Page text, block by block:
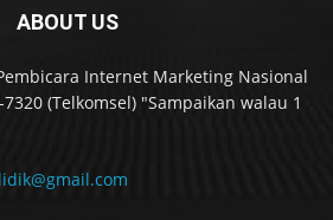
ABOUT US
Internet Marketing Nasional
(Telkomsel) "Sampaikan walau 1